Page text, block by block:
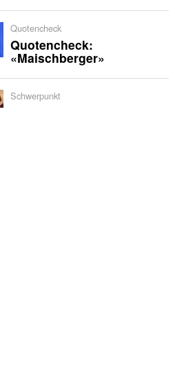
Quotencheck
Quotencheck:
«Maischberger»
Schwerpunkt